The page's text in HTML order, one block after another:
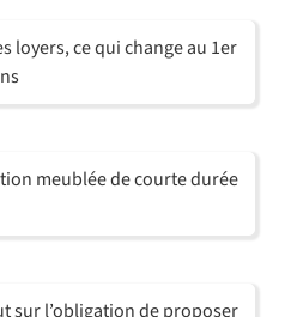
loyers, ce qui change au 1er
meublée de courte durée
sur l’obligation de proposer